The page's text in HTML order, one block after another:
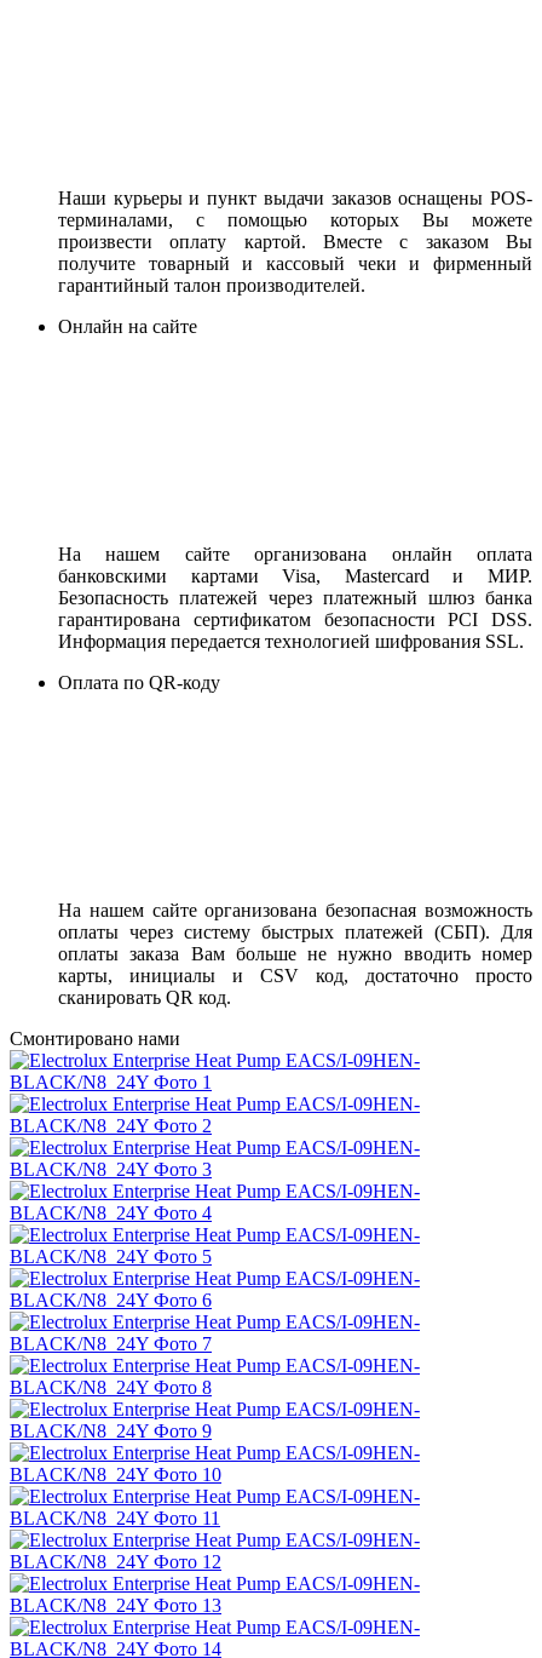
Наши курьеры и пункт выдачи заказов оснащены POS-
терминалами, с помощью которых Вы можете
произвести оплату картой. Вместе с заказом Вы
получите товарный и кассовый чеки и фирменный
гарантийный талон производителей.
Онлайн на сайте
На нашем сайте организована онлайн оплата
банковскими картами Visa, Mastercard и МИР.
Безопасность платежей через платежный шлюз банка
гарантирована сертификатом безопасности PCI DSS.
Информация передается технологией шифрования SSL.
Оплата по QR-коду
На нашем сайте организована безопасная возможность
оплаты через систему быстрых платежей (СБП). Для
оплаты заказа Вам больше не нужно вводить номер
карты, инициалы и CSV код, достаточно просто
сканировать QR код.
Смонтировано нами